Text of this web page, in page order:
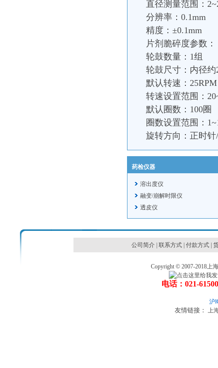
直径测量范围：
分辨率：0.1mm
精度：±0.1mm
片剂脆碎度参数：
轮鼓数量：1组
轮鼓尺寸：内径约
默认转速：25RPM
转速设置范围：
默认圈数：100圈
圈数设置范围：
旋转方向：正时
药检仪器
溶出度仪
融变/崩解时限仪
透皮仪
公司简介 联系方式 付款方式
Copyright © 2007-2018上
电话：021-
沪
友情链接： 上